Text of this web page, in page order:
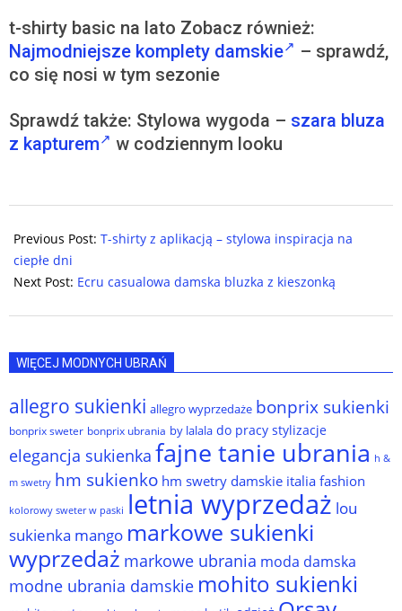
t-shirty basic na lato Zobacz również:
Najmodniejsze komplety damskie
– sprawdź,
co się nosi w tym sezonie
Sprawdź także: Stylowa wygoda – szara bluza
z kapturem
w codziennym looku
06-
13
Previous Post: T-shirty z aplikacją – stylowa inspiracja na
ciepłe dni
Next Post: Ecru casualowa damska bluzka z kieszonką
WIĘCEJ MODNYCH UBRAŃ
allegro sukienki allegro wyprzedaże bonprix sukienki
bonprix sweter bonprix ubrania by lalala do pracy stylizacje
elegancja sukienka fajne tanie ubrania h &
m swetry hm sukienko hm swetry damskie italia fashion
kolorowy sweter w paski letnia wyprzedaż lou
sukienka mango markowe sukienki
wyprzedaż markowe ubrania moda damska
modne ubrania damskie mohito sukienki